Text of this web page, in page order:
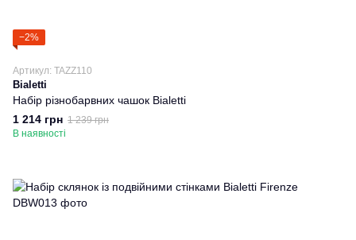
−2%
Артикул: TAZZ110
Bialetti
Набір різнобарвних чашок Bialetti
1 214 грн 1 239 грн
В наявності